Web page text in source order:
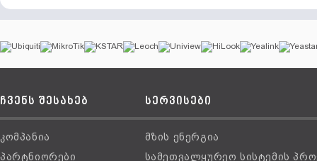
ჩვენს შესახებ
კომპანია
პარტნიორები
სერვისები
მზის ენერგია
სამეთვალყურეო სისტემის